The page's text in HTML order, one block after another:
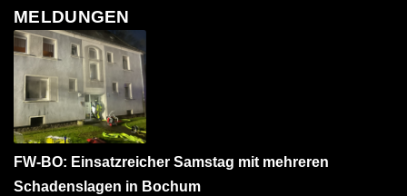
MELDUNGEN
FW-BO: Einsatzreicher Samstag mit mehreren
Schadenslagen in Bochum